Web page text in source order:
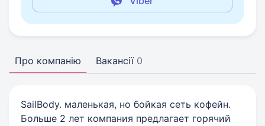
Про компанію Вакансії 0
SailBody. маленькая, но бойкая сеть кофейн.
Больше 2 лет компания предлагает горячий